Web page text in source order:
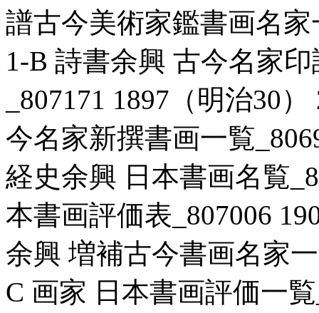
譜古今美術家鑑書画名家
1-B 詩書余興 古今名家
_807171 1897（明治30
今名家新撰書画一覧
経史余興 日本書画名覧
本書画評価表_807006
余興 増補古今書画名家
C 画家 日本書画評価一